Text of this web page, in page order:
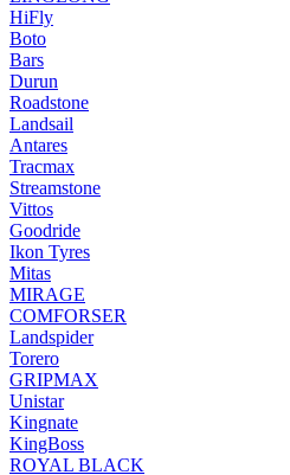
HiFly
Boto
Bars
Durun
Roadstone
Landsail
Antares
Tracmax
Streamstone
Vittos
Goodride
Ikon Tyres
Mitas
MIRAGE
COMFORSER
Landspider
Torero
GRIPMAX
Unistar
Kingnate
KingBoss
ROYAL BLACK